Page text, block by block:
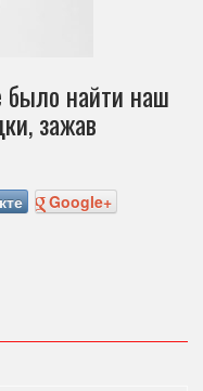
было найти наш
зажав
Google+